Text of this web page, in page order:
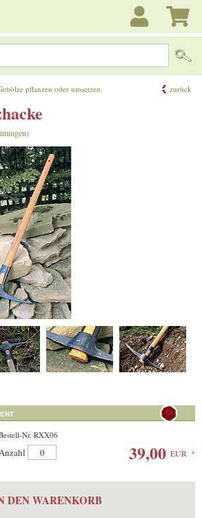
Suche...
pflanzen oder umsetzen. zurück
Nr. RXX06
39,00 EUR *
DEN WARENKORB